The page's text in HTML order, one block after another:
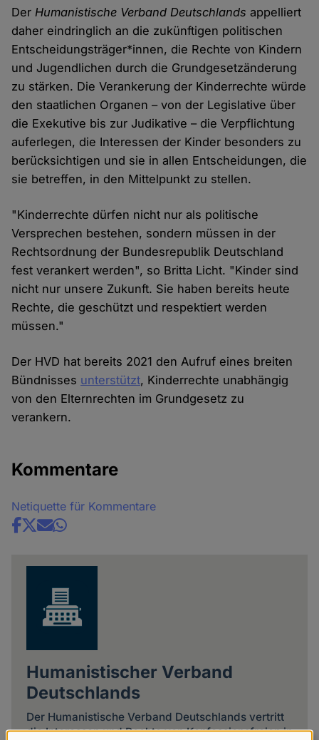
DerHumanistische Verband Deutschlands appelliert
daher eindringlich an die zukünftigen politischen
Entscheidungsträger*innen, die Rechte von Kindern
und Jugendlichen durch die Grundgesetzänderung
zu stärken. Die Verankerung der Kinderrechte würde
den staatlichen Organen – von der Legislative über
die Exekutive bis zur Judikative – die Verpflichtung
auferlegen, die Interessen der Kinder besonders zu
berücksichtigen und sie in allen Entscheidungen, die
sie betreffen, in den Mittelpunkt zu stellen.
"Kinderrechte dürfen nicht nur als politische
Versprechen bestehen, sondern müssen in der
Rechtsordnung der Bundesrepublik Deutschland
fest verankert werden", so Britta Licht. "Kinder sind
nicht nur unsere Zukunft. Sie haben bereits heute
Rechte, die geschützt und respektiert werden
müssen."
Der HVD hat bereits 2021 den Aufruf eines breiten
Bündnisses unterstützt, Kinderrechte unabhängig
von den Elternrechten im Grundgesetz zu
verankern.
Kommentare
Netiquette für Kommentare
Share
Humanistischer Verband
Deutschlands
Der Humanistische Verband Deutschlands vertritt
die Interessen und Rechte von Konfessionsfreien in